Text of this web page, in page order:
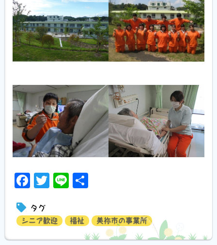
Facebook
Twitter
Line
タグ
シニア歓迎 福祉 美祢市の事業所